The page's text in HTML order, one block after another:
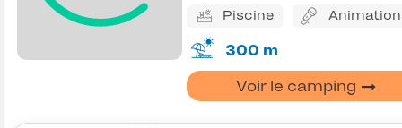
Piscine
300 m
Voir le camping